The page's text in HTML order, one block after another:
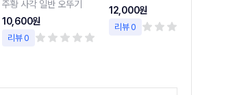
주황 사각 일반 오뚜기
10,600원
리뷰 0
12,000원
리뷰 0